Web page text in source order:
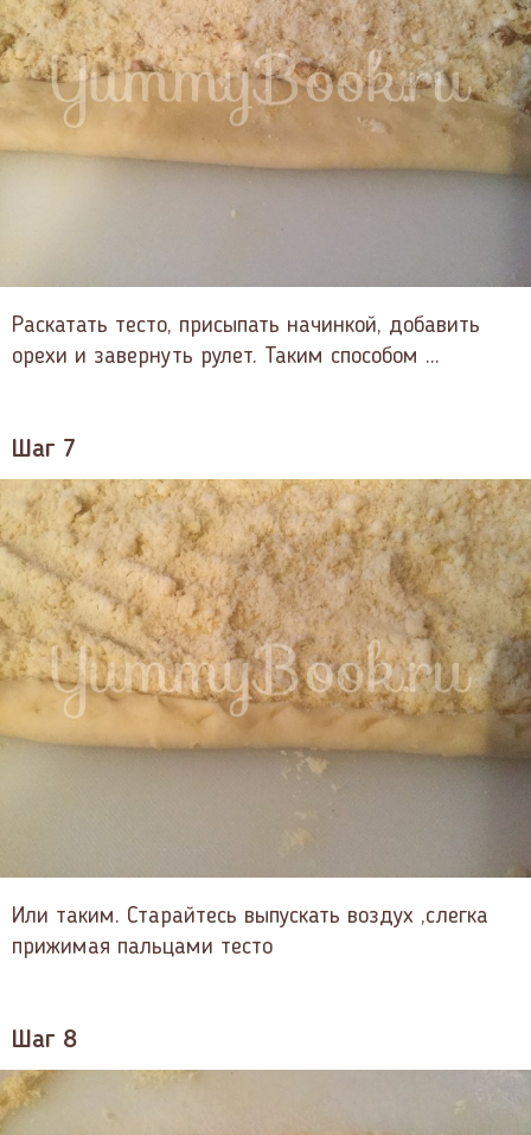
Раскатать тесто, присыпать начинкой, добавить
орехи и завернуть рулет. Таким способом ...
Шаг 7
Или таким. Старайтесь выпускать воздух ,слегка
прижимая пальцами тесто
Шаг 8